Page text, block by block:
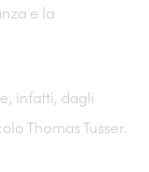
e la
infatti, dagli
Thomas Tusser.